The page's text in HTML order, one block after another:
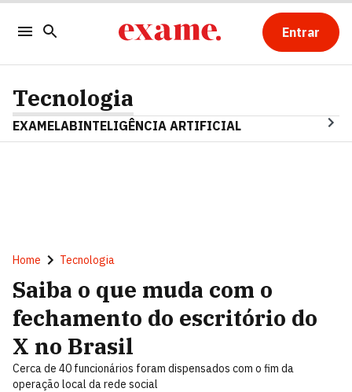
Entrar
Tecnologia
EXAMELABINTELIGÊNCIA ARTIFICIAL
Home Tecnologia
Saiba o que muda com o
fechamento do escritório do
X no Brasil
Cerca de 40 funcionários foram dispensados com o fim da
operação local da rede social